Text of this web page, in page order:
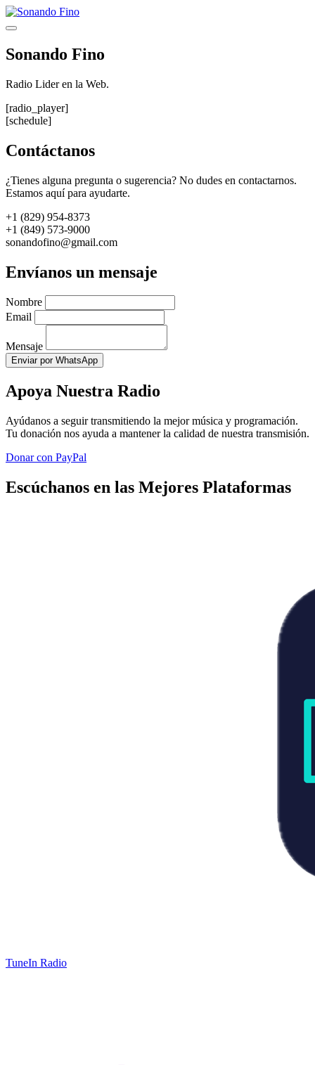
Saltar
al
Menú
Sonando Fino
Radio Lider en la Web.
[radio_player]
[schedule]
Contáctanos
¿Tienes alguna pregunta o sugerencia? No dudes en contactarnos.
Estamos aquí para ayudarte.
+1 (829) 954-8373
+1 (849) 573-9000
sonandofino@gmail.com
Envíanos un mensaje
Nombre
Email
Mensaje
Enviar por WhatsApp
Apoya Nuestra Radio
Ayúdanos a seguir transmitiendo la mejor música y programación.
Tu donación nos ayuda a mantener la calidad de nuestra transmisión.
Donar con PayPal
Escúchanos en las Mejores Plataformas
TuneIn Radio